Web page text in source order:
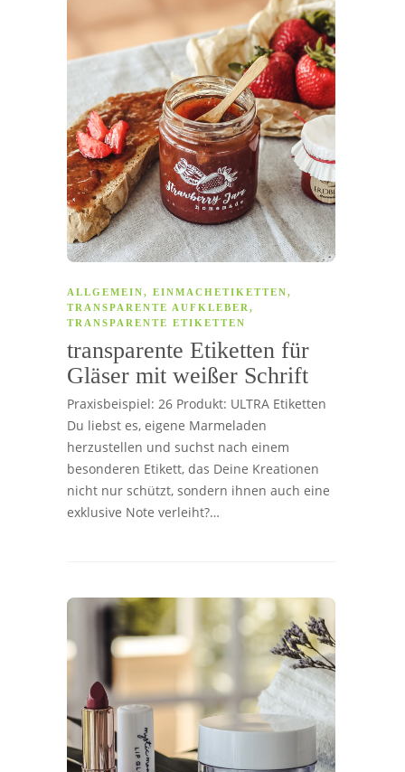
ALLGEMEIN, EINMACHETIKETTEN,
TRANSPARENTE AUFKLEBER ,
TRANSPARENTE ETIKETTEN
transparente Etiketten für
Gläser mit weißer Schrift
Praxisbeispiel: 26 Produkt: ULTRA Etiketten
Du liebst es, eigene Marmeladen
herzustellen und suchst nach einem
besonderen Etikett, das Deine Kreationen
nicht nur schützt, sondern ihnen auch eine
exklusive Note verleiht?…